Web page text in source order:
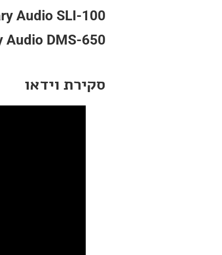
Audio SLI-100
Audio DMS-650
סקירת וידאו